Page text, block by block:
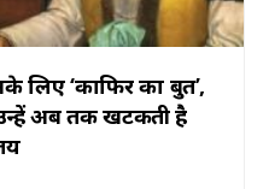
लिए ‘काफिर का बुत’,
अब तक खटकती है